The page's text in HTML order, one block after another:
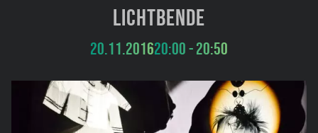
Lichtbende
20.11.201620:00 - 20:50